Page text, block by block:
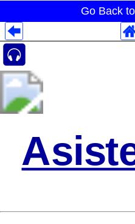
Go Back
Despliegues Analytics
Despliegues Totales
Despliegues por